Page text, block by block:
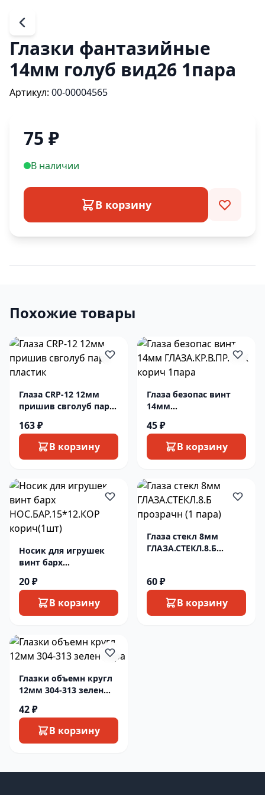
Глазки фантазийные
14мм голуб вид26 1пара
Артикул: 00-00004565
75 ₽
В наличии
В корзину
Похожие товары
Глаза CRP-12 12мм
пришив свголуб пара
163 ₽
В корзину
Глаза безопас винт
14мм
корич 1пара
45 ₽
В корзину
Носик для игрушек
винт барх
корич(1шт)
20 ₽
В корзину
Глаза стекл 8мм
ГЛАЗА.СТЕКЛ.8.Б
60 ₽
В корзину
Глазки объемн кругл
12мм 304-313 зелен
42 ₽
В корзину